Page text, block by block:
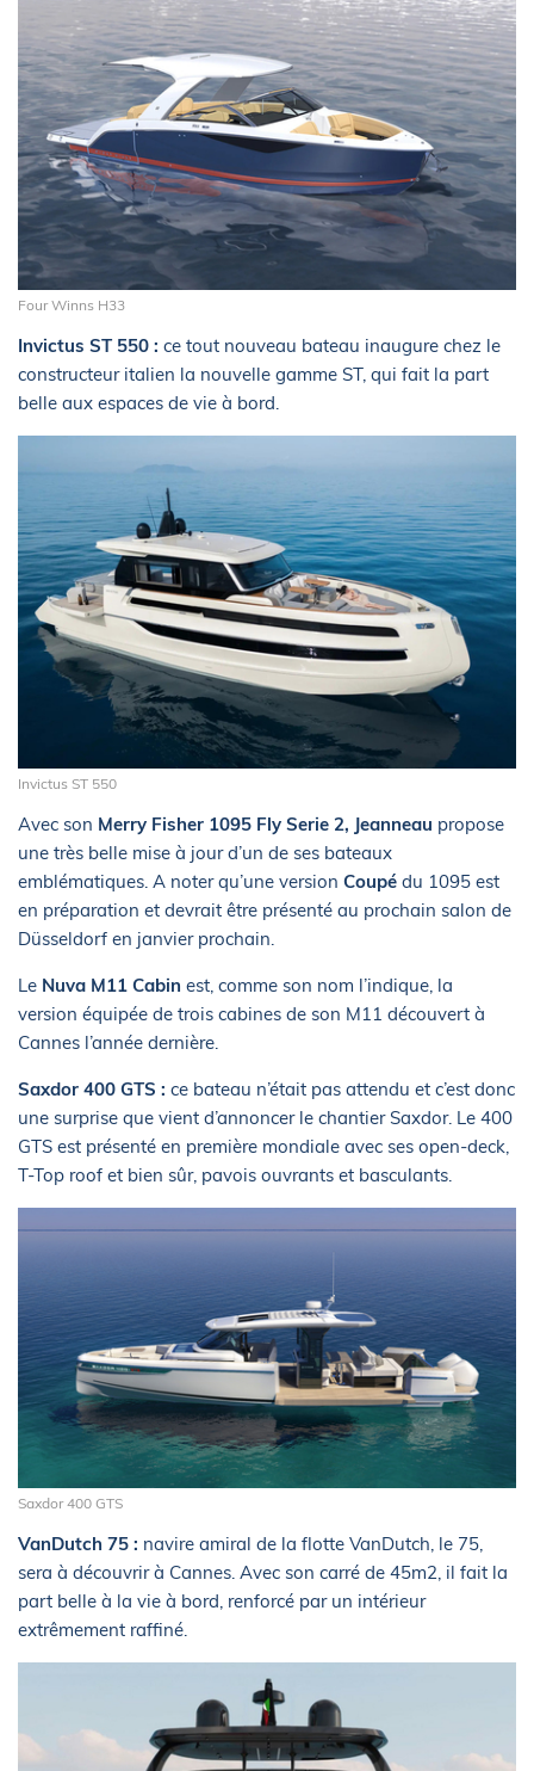
Four Winns H33
Invictus ST 550 : ce tout nouveau bateau inaugure chez le
constructeur italien la nouvelle gamme ST, qui fait la part
belle aux espaces de vie à bord.
Invictus ST 550
Avec son Merry Fisher 1095 Fly Serie 2, Jeanneau propose
une très belle mise à jour d’un de ses bateaux
emblématiques. A noter qu’une version Coupé du 1095 est
en préparation et devrait être présenté au prochain salon de
Düsseldorf en janvier prochain.
Le Nuva M11 Cabin est, comme son nom l’indique, la
version équipée de trois cabines de son M11 découvert à
Cannes l’année dernière.
Saxdor 400 GTS : ce bateau n’était pas attendu et c’est donc
une surprise que vient d’annoncer le chantier Saxdor. Le 400
GTS est présenté en première mondiale avec ses open-deck,
T-Top roof et bien sûr, pavois ouvrants et basculants.
Saxdor 400 GTS
VanDutch 75 : navire amiral de la flotte VanDutch, le 75,
sera à découvrir à Cannes. Avec son carré de 45m2, il fait la
part belle à la vie à bord, renforcé par un intérieur
extrêmement raffiné.